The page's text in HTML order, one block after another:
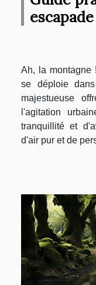
Ah, la montagne
se déploie
majestueuse
l'agitation
tranquillité et
d'air pur et de